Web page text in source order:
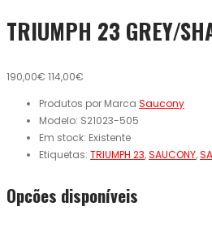
TRIUMPH 23 GREY/
190,00€ 114,00€
Produtos por Marca Saucony
Modelo: S21023-505
Em stock: Existente
Etiquetas: TRIUMPH 23,SAUCONY,
Opcões disponíveis